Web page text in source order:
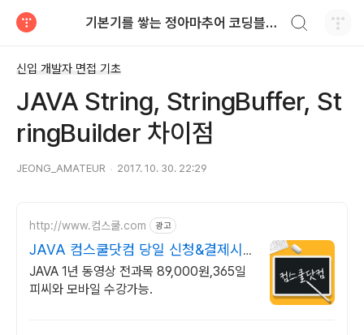
기본기를 쌓는 정아마추어 코딩블로그
신입 개발자 면접 기초
JAVA String, StringBuffer, St
ringBuilder 차이점
JEONG_AMATEUR 2017. 10. 30. 22:29
http://www.컴스쿨.com 광고
JAVA 컴스쿨닷컴 당일 신청&결제시
기프티콘!
JAVA 1년 동영상 전과목 89,000원,365일
피씨와 모바일 수강가능.